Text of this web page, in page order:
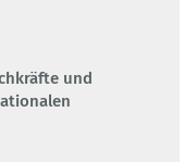
und